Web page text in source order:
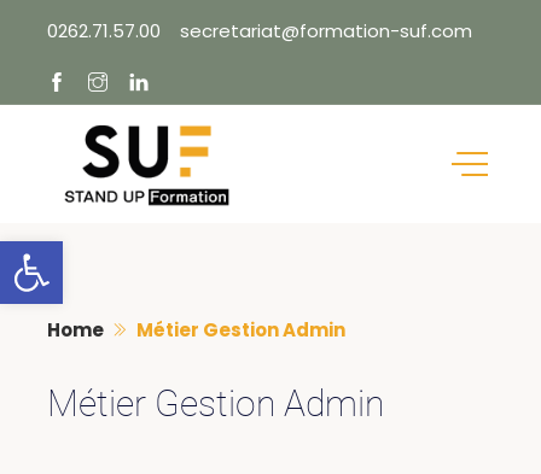
content
0262.71.57.00 secretariat@formation-suf.com
Home Métier Gestion Admin
Métier Gestion Admin
Ouvrir la barre d’outils